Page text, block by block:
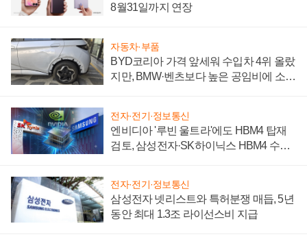
8월31일까지 연장
자동차·부품
BYD코리아 가격 앞세워 수입차 4위 올랐
지만, BMW·벤츠보다 높은 공임비에 소비
전자·전기·정보통신
엔비디아 '루빈 울트라'에도 HBM4 탑재
검토, 삼성전자·SK하이닉스 HBM4 수율
전자·전기·정보통신
삼성전자 넷리스트와 특허분쟁 매듭, 5년
동안 최대 1.3조 라이선스비 지급